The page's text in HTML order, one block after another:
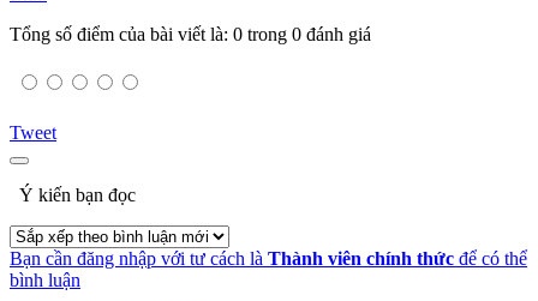
Tổng số điểm của bài viết là: 0 trong 0 đánh giá
Tweet
Ý kiến bạn đọc
Bạn cần đăng nhập với tư cách là Thành viên chính thức để có thể
bình luận